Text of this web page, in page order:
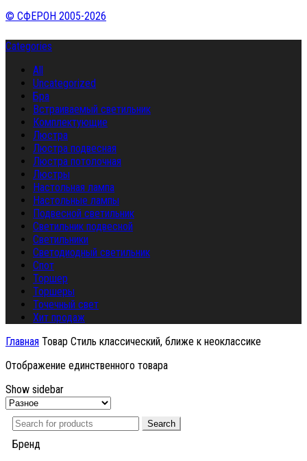
© СФЕРОН 2005-2026
Categories
All
Uncategorized
Бра
Встраиваемый светильник
Комплектующие
Люстра
Люстра подвесная
Люстра потолочная
Люстры
Настольная лампа
Настольные лампы
Подвесной светильник
Светильник подвесной
Светильники
Светодиодный светильник
Спот
Торшер
Торшеры
Точечный свет
Хит продаж
Главная Товар Стиль классический, ближе к неоклассике
Отображение единственного товара
Show sidebar
Search
Бренд